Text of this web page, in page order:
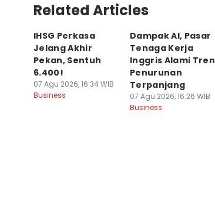
Related Articles
IHSG Perkasa
Jelang Akhir
Pekan, Sentuh
6.400!
07 Agu 2026, 16:34 WIB
Business
Dampak AI, Pasar
Tenaga Kerja
Inggris Alami Tren
Penurunan
Terpanjang
07 Agu 2026, 16:26 WIB
Business